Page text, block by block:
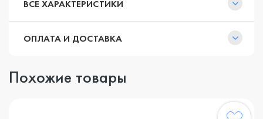
ВСЕ ХАРАКТЕРИСТИКИ
ОПЛАТА И ДОСТАВКА
Похожие товары